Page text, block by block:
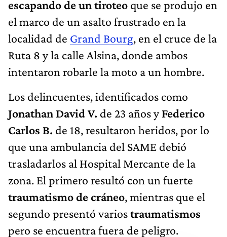
escapando de un tiroteo que se produjo en
el marco de un asalto frustrado en la
localidad de Grand Bourg, en el cruce de la
Ruta 8 y la calle Alsina, donde ambos
intentaron robarle la moto a un hombre.
Los delincuentes, identificados como
Jonathan David V. de 23 años yFederico
Carlos B. de 18, resultaron heridos, por lo
que una ambulancia del SAME debió
trasladarlos al Hospital Mercante de la
zona. El primero resultó con un fuerte
traumatismo de cráneo, mientras que el
segundo presentó variostraumatismos
pero se encuentra fuera de peligro.